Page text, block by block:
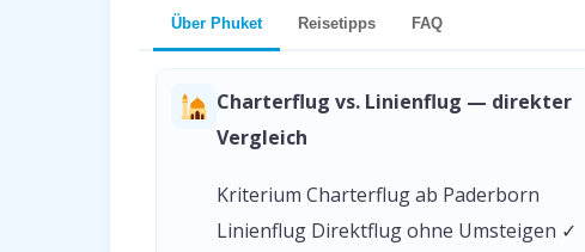
Über Phuket Reisetipps FAQ
Charterflug vs. Linienflug — direkter
Vergleich
Kriterium Charterflug ab Paderborn
Linienflug Direktflug ohne Umsteigen ✓